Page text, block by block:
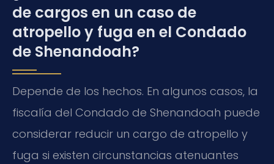
de cargos en un caso de
atropello y fuga en el Condado
de Shenandoah?
Depende de los hechos. En algunos casos, la
fiscalía del Condado de Shenandoah puede
considerar reducir un cargo de atropello y
fuga si existen circunstancias atenuantes